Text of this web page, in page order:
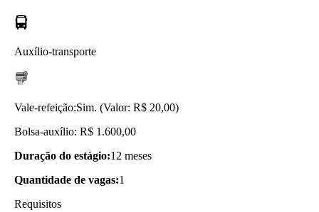
Auxílio-transporte
Vale-refeição:Sim. (Valor: R$ 20,00)
Bolsa-auxílio: R$ 1.600,00
Duração do estágio:12 meses
Quantidade de vagas:1
Requisitos